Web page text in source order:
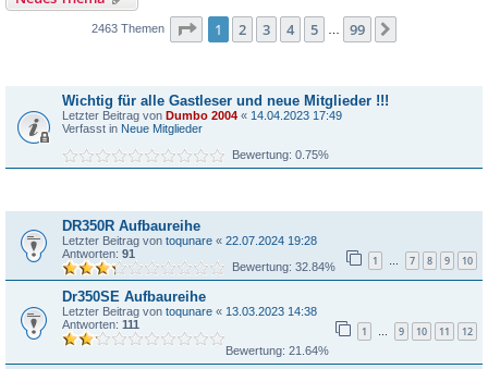
2463 Themen Seite 1von 99
1 2 3 4 5 99
Wichtig für alle Gastleser und neue Mitglieder !!!
Letzter Beitrag von Dumbo 2004 « 14.04.2023 17:49
Verfasst in Neue Mitglieder
Bewertung: 0.75%
DR350R Aufbaureihe
Letzter Beitrag von toqunare « 22.07.2024 19:28
Antworten: 91 1 … 7 8 9 10
Bewertung: 32.84%
Dr350SE Aufbaureihe
Letzter Beitrag von toqunare « 13.03.2023 14:38
Antworten: 111 1 … 9 10 11 12
Bewertung: 21.64%